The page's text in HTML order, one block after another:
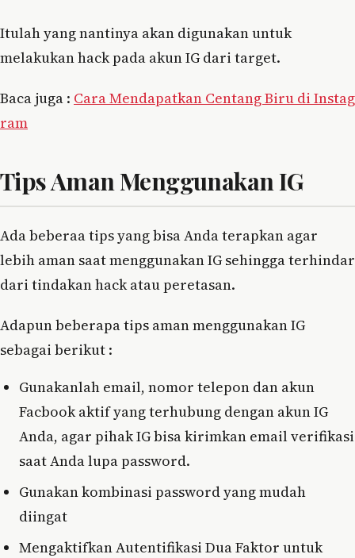
Itulah yang nantinya akan digunakan untuk
melakukan hack pada akun IG dari target.
Baca juga : Cara Mendapatkan Centang Biru di Instag
ram
Tips Aman Menggunakan IG
Ada beberaa tips yang bisa Anda terapkan agar
lebih aman saat menggunakan IG sehingga terhindar
dari tindakan hack atau peretasan.
Adapun beberapa tips aman menggunakan IG
sebagai berikut :
Gunakanlah email, nomor telepon dan akun
Facbook aktif yang terhubung dengan akun IG
Anda, agar pihak IG bisa kirimkan email verifikasi
saat Anda lupa password.
Gunakan kombinasi password yang mudah
diingat
Mengaktifkan Autentifikasi Dua Faktor untuk